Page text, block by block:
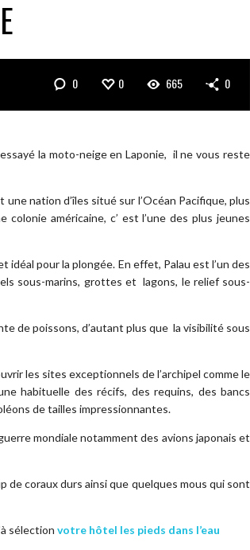
0 0 665 0
la moto-neige en Laponie, il ne vous reste
nation d’îles situé sur l’Océan Pacifique, plus
américaine, c’ est l’une des plus jeunes
pour la plongée. En effet, Palau est l’un des
sous-marins, grottes et lagons, le relief sous-
de poissons, d’autant plus que la visibilité sous
les sites exceptionnels de l’archipel comme le
habituelle des récifs, des requins, des bancs
de tailles impressionnantes.
mondiale notamment des avions japonais et
de coraux durs ainsi que quelques mous qui sont
sélection votre hôtel les pieds dans l’eau